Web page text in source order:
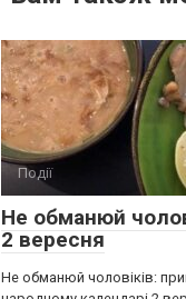
Події
Не обманюй
2 вересня
Не обманюй чоловіків: